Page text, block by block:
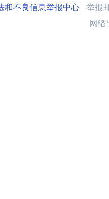
和不良信息举报中心举报
网